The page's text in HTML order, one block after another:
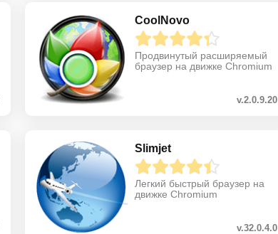
CoolNovo
Продвинутый расширяемый
браузер на движке Chromium
v.2.0.9.20
Slimjet
Легкий быстрый браузер на
движке Chromium
v.32.0.4.0